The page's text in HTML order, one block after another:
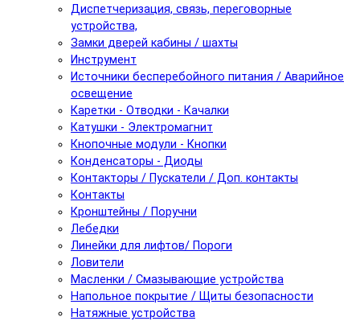
Диспетчеризация, связь, переговорные
устройства,
Замки дверей кабины / шахты
Инструмент
Источники бесперебойного питания / Аварийное
освещение
Каретки - Отводки - Качалки
Катушки - Электромагнит
Кнопочные модули - Кнопки
Конденсаторы - Диоды
Контакторы / Пускатели / Доп. контакты
Контакты
Кронштейны / Поручни
Лебедки
Линейки для лифтов/ Пороги
Ловители
Масленки / Смазывающие устройства
Напольное покрытие / Щиты безопасности
Натяжные устройства